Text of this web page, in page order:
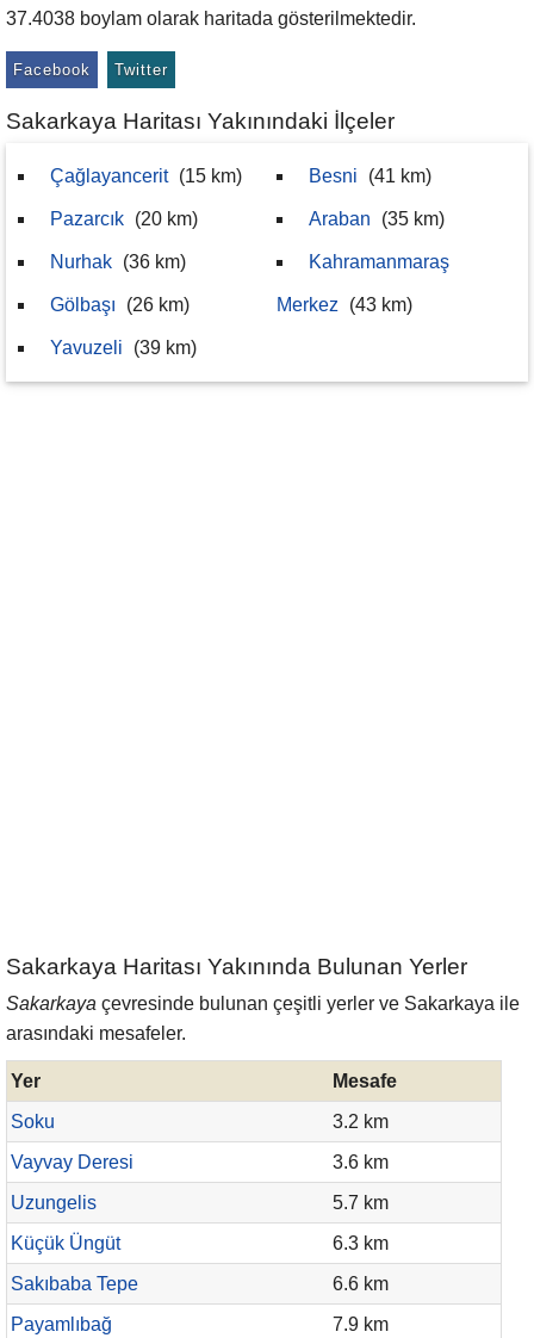
37.4038 boylam olarak haritada gösterilmektedir.
Facebook Twitter
Sakarkaya Haritası Yakınındaki İlçeler
Çağlayancerit (15 km)
Pazarcık (20 km)
Nurhak (36 km)
Gölbaşı (26 km)
Yavuzeli (39 km)
Besni (41 km)
Araban (35 km)
Kahramanmaraş
Merkez (43 km)
Sakarkaya Haritası Yakınında Bulunan Yerler
Sakarkaya çevresinde bulunan çeşitli yerler ve Sakarkaya ile
arasındaki mesafeler.
Yer
Mesafe
Soku
3.2 km
Vayvay Deresi
3.6 km
Uzungelis
5.7 km
Küçük Üngüt
6.3 km
Sakıbaba Tepe
6.6 km
Payamlıbağ
7.9 km